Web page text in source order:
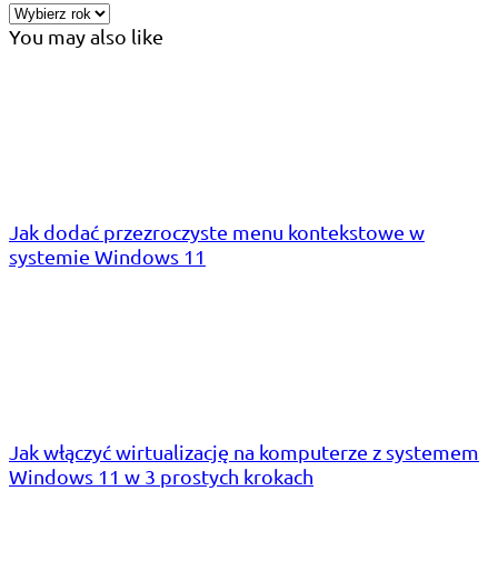
You may also like
Jak dodać przezroczyste menu kontekstowe w
systemie Windows 11
Jak włączyć wirtualizację na komputerze z systemem
Windows 11 w 3 prostych krokach